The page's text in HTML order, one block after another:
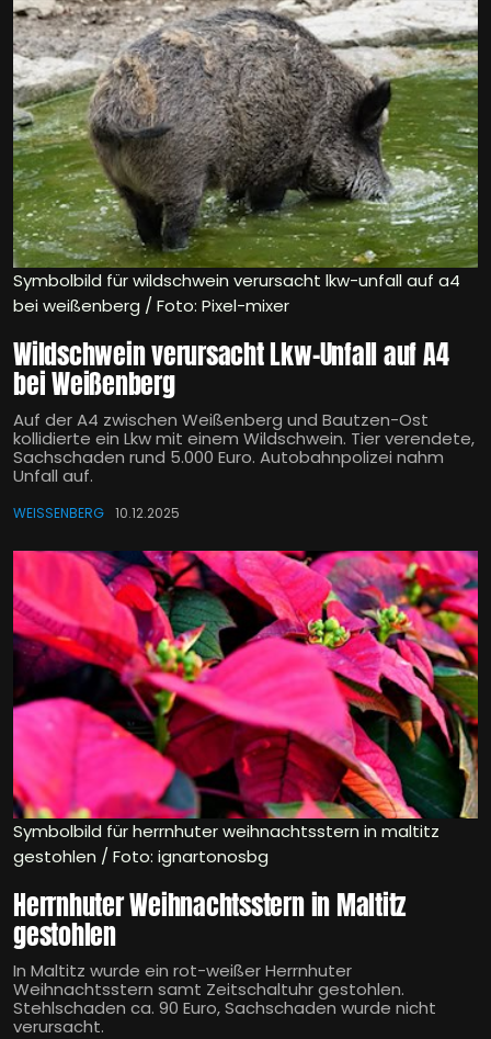
Symbolbild für wildschwein verursacht lkw-unfall auf a4
bei weißenberg / Foto: Pixel-mixer
Wildschwein verursacht Lkw-Unfall auf A4
bei Weißenberg
Auf der A4 zwischen Weißenberg und Bautzen-Ost
kollidierte ein Lkw mit einem Wildschwein. Tier verendete,
Sachschaden rund 5.000 Euro. Autobahnpolizei nahm
Unfall auf.
WEISSENBERG 10.12.2025
Symbolbild für herrnhuter weihnachtsstern in maltitz
gestohlen / Foto: ignartonosbg
Herrnhuter Weihnachtsstern in Maltitz
gestohlen
In Maltitz wurde ein rot-weißer Herrnhuter
Weihnachtsstern samt Zeitschaltuhr gestohlen.
Stehlschaden ca. 90 Euro, Sachschaden wurde nicht
verursacht.